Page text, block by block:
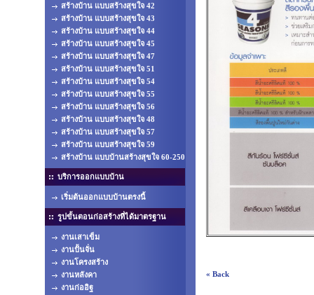
สร้างบ้าน แบบสร้างสุขใจ 42
สร้างบ้าน แบบสร้างสุขใจ 43
สร้างบ้าน แบบสร้างสุขใจ 44
สร้างบ้าน แบบสร้างสุขใจ 45
สร้างบ้าน แบบสร้างสุขใจ 47
สร้างบ้าน แบบสร้างสุขใจ 51
สร้างบ้าน แบบสร้างสุขใจ 54
สร้างบ้าน แบบสร้างสุขใจ 55
สร้างบ้าน แบบสร้างสุขใจ 56
สร้างบ้าน แบบสร้างสุขใจ 48
สร้างบ้าน แบบสร้างสุขใจ 57
สร้างบ้าน แบบสร้างสุขใจ 59
สร้างบ้าน แบบบ้านสร้างสุขใจ 60-250
บริการออกแบบบ้าน
เริ่มต้นออกแบบบ้านตรงนี้
รูปขั้นตอนก่อสร้างที่ได้มาตรฐาน
งานเสาเข็ม
งานปั้นจั่น
งานโครงสร้าง
งานหลังคา
งานก่ออิฐ
« Back